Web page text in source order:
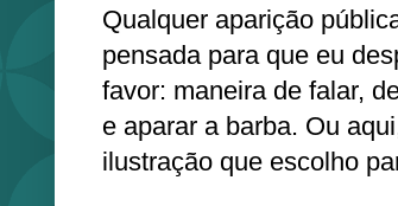
Qualquer aparição
pensada para que eu
favor: maneira de falar,
e aparar a barba. Ou
ilustração que escolho